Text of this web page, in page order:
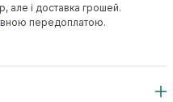
але і доставка грошей.
передоплатою.